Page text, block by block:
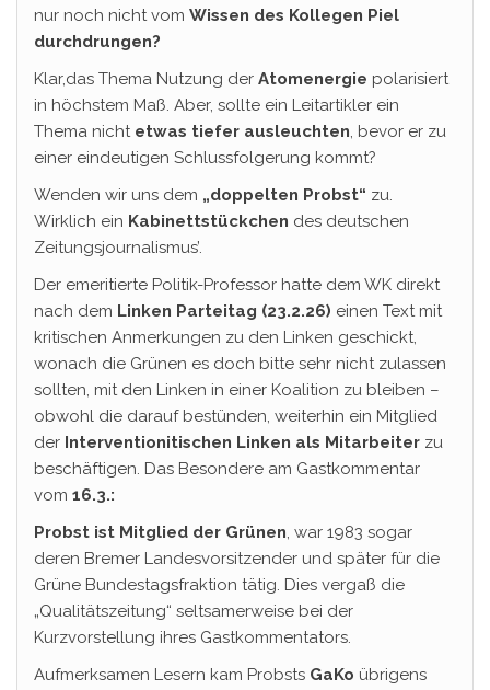
nur noch nicht vom Wissen des Kollegen Piel
durchdrungen?
Klar,das Thema Nutzung der Atomenergie polarisiert
in höchstem Maß. Aber, sollte ein Leitartikler ein
Thema nicht etwas tiefer ausleuchten, bevor er zu
einer eindeutigen Schlussfolgerung kommt?
Wenden wir uns dem „doppelten Probst“ zu.
Wirklich ein Kabinettstückchen des deutschen
Zeitungsjournalismus’.
Der emeritierte Politik-Professor hatte dem WK direkt
nach dem Linken Parteitag (23.2.26) einen Text mit
kritischen Anmerkungen zu den Linken geschickt,
wonach die Grünen es doch bitte sehr nicht zulassen
sollten, mit den Linken in einer Koalition zu bleiben –
obwohl die darauf bestünden, weiterhin ein Mitglied
der Interventionitischen Linken als Mitarbeiter zu
beschäftigen. Das Besondere am Gastkommentar
vom 16.3.:
Probst ist Mitglied der Grünen, war 1983 sogar
deren Bremer Landesvorsitzender und später für die
Grüne Bundestagsfraktion tätig. Dies vergaß die
„Qualitätszeitung“ seltsamerweise bei der
Kurzvorstellung ihres Gastkommentators.
Aufmerksamen Lesern kam Probsts GaKo übrigens